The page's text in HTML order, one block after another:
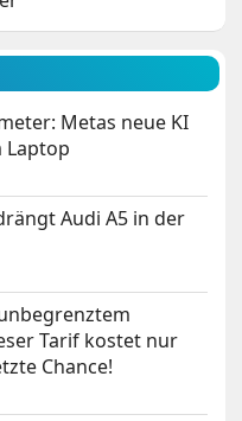
Metas neue KI
Laptop
Audi A5 in der
Tarif kostet nur
Chance!